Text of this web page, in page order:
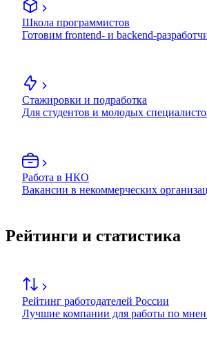
Школа программистов
Готовим frontend- и backend-
Стажировки и подработка
Для студентов и молодых
Работа в НКО
Вакансии в некоммерческих
Рейтинги и статистика
Рейтинг работодателей России
Лучшие компании для работы по